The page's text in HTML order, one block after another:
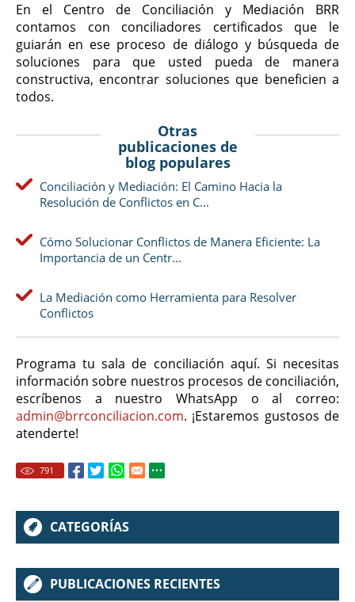
En el Centro de Conciliación y Mediación BRR
contamos con conciliadores certificados que le
guiarán en ese proceso de diálogo y búsqueda de
soluciones para que usted pueda de manera
constructiva, encontrar soluciones que beneficien a
todos.
Otras
publicaciones de
blog populares
Conciliación y Mediación: El Camino Hacia la
Resolución de Conflictos en C...
Cómo Solucionar Conflictos de Manera Eficiente: La
Importancia de un Centr...
La Mediación como Herramienta para Resolver
Conflictos
Programa tu sala de conciliación aquí. Si necesitas
información sobre nuestros procesos de conciliación,
escríbenos a nuestro WhatsApp o al correo:
admin@brrconciliacion.com. ¡Estaremos gustosos de
atenderte!
791
CATEGORÍAS
PUBLICACIONES RECIENTES